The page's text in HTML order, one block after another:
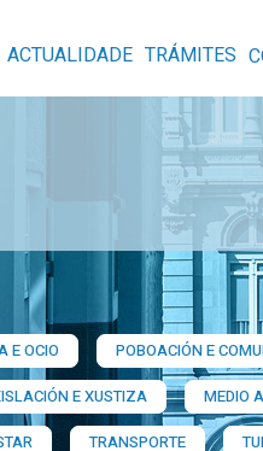
ACTUALIDADE TRÁMITES
E OCIO POBOACIÓN E
E XUSTIZA MEDIO
TRANSPORTE